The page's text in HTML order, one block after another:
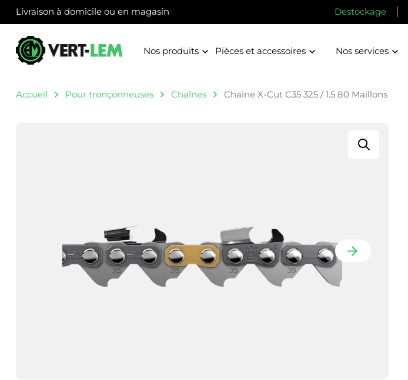
Livraison à domicile ou en magasin Destockage
Nos produits Pièces et accessoires Nos services
Accueil Pour tronçonneuses Chaînes Chaine X-Cut C35 325 / 1.5 80 Maillons